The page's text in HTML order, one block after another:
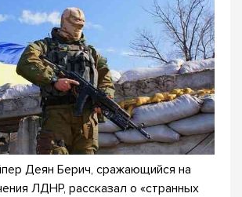
Деян Берич, сражающийся на
ЛДНР, рассказал о «странных